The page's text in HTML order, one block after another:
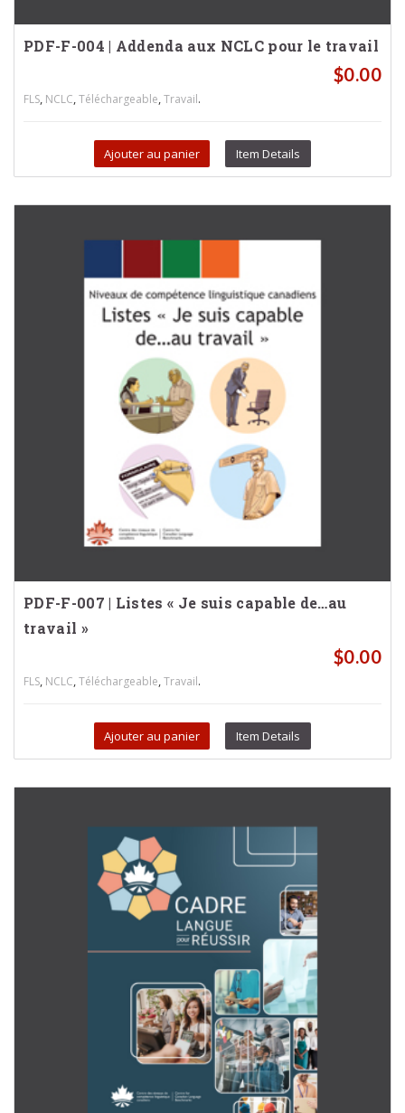
PDF-F-004 | Addenda aux NCLC pour le travail
$0.00
FLS, NCLC,Téléchargeable,Travail.
Ajouter au panier Item Details
PDF-F-007 | Listes « Je suis capable de…au
travail »
$0.00
FLS, NCLC,Téléchargeable,Travail.
Ajouter au panier Item Details